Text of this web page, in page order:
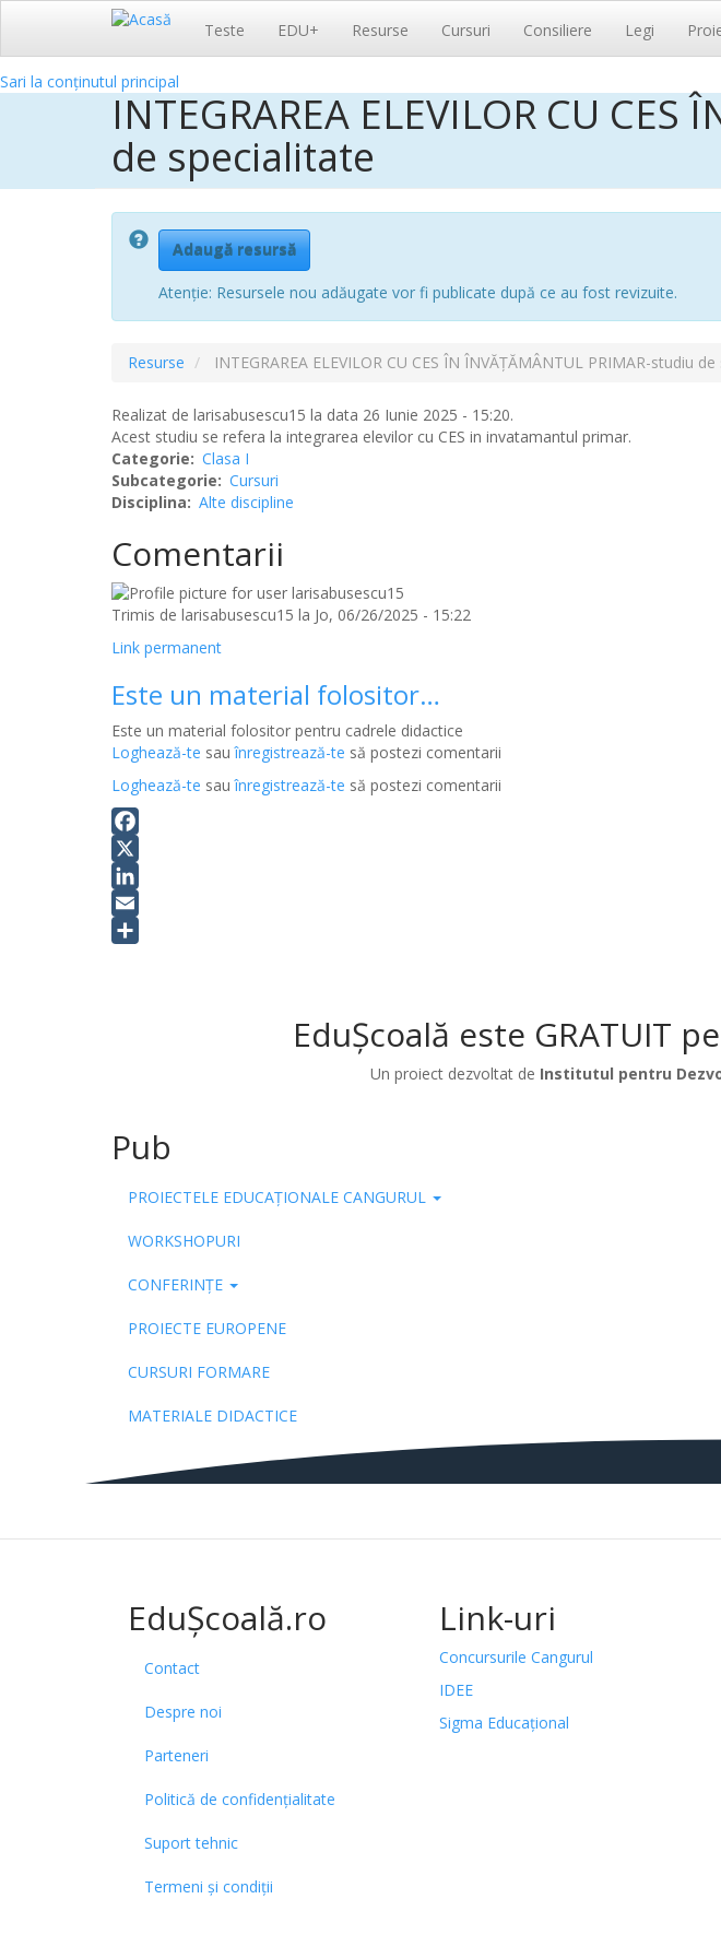
Sari la conținutul principal
Navigare
principală
Teste EDU+ Resurse Cursuri Consiliere Legi
INTEGRAREA ELEVILOR CU
de specialitate
Adaugă resursă
Atenție: Resursele nou adăugate vor fi publicate după ce au fost revizuite.
Resurse INTEGRAREA ELEVILOR CU CES ÎN ÎNVĂȚĂMÂNTUL PRIMAR-studiu
Realizat de larisabusescu15 la data 26 Iunie 2025 - 15:20.
Acest studiu se refera la integrarea elevilor cu CES in invatamantul primar.
Categorie
Clasa I
Subcategorie
Cursuri
Disciplina
Alte discipline
Comentarii
Trimis de larisabusescu15 la Jo, 06/26/2025 - 15:22
Link permanent
Este un material folositor…
Este un material folositor pentru cadrele didactice
Loghează-te sauînregistrează-te să postezi comentarii
Loghează-te sauînregistrează-te să postezi comentarii
Facebook
X
LinkedIn
Email
EduȘcoală este GRATUIT
Un proiect dezvoltat de Institutul pentru
Pub
PROIECTELE EDUCAȚIONALE CANGURUL
WORKSHOPURI
CONFERINȚE
PROIECTE EUROPENE
CURSURI FORMARE
MATERIALE DIDACTICE
EduȘcoală.ro
Contact
Despre noi
Parteneri
Politică de confidențialitate
Suport tehnic
Termeni și condiții
Link-uri
Concursurile Cangurul
IDEE
Sigma Educațional